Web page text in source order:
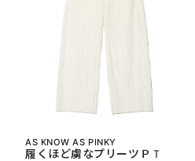
AS KNOW AS PINKY
履くほど虜なプリーツＰＴ